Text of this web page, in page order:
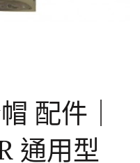
配件｜
通用型